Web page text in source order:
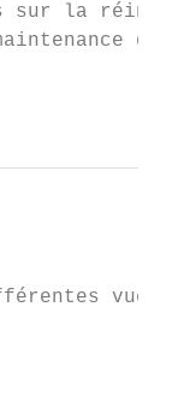
sur la
de
vues